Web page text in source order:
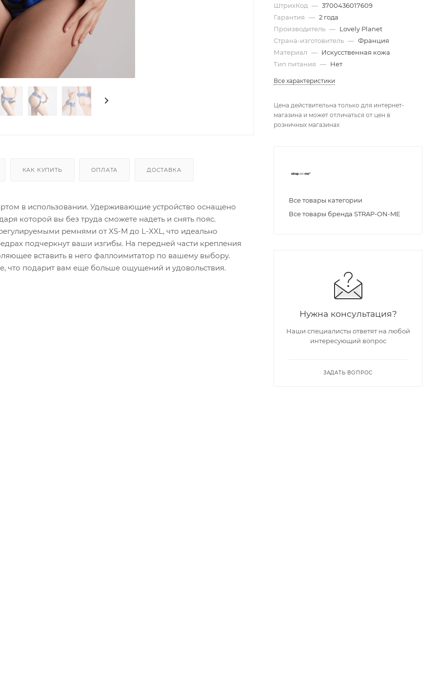
КАК КУПИТЬ ОПЛАТА ДОСТАВКА
в использовании. Удерживающие устройство оснащено
которой вы без труда сможете надеть и снять пояс.
ремнями от XS-M до L-XXL, что идеально
подчеркнут ваши изгибы. На передней части крепления
вставить в него фаллоимитатор по вашему выбору.
что подарит вам еще больше ощущений и удовольствия.
ШтрихКод — 3700436017609
Гарантия — 2 года
Производитель — Lovely Planet
Страна-изготовитель — Франция
Материал — Искусственная кожа
Тип питания — Нет
Все характеристики
Цена действительна только для интернет-
магазина и может отличаться от цен в
розничных магазинах
Все товары категории
Все товары бренда STRAP-ON-ME
Нужна консультация?
Наши специалисты ответят на любой
интересующий вопрос
ЗАДАТЬ ВОПРОС